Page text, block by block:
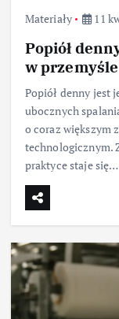
Materiały 11
Popiół
w przemyśle
Popiół denny jest
ubocznych
o coraz większym
technologicznym.
praktyce staje się…